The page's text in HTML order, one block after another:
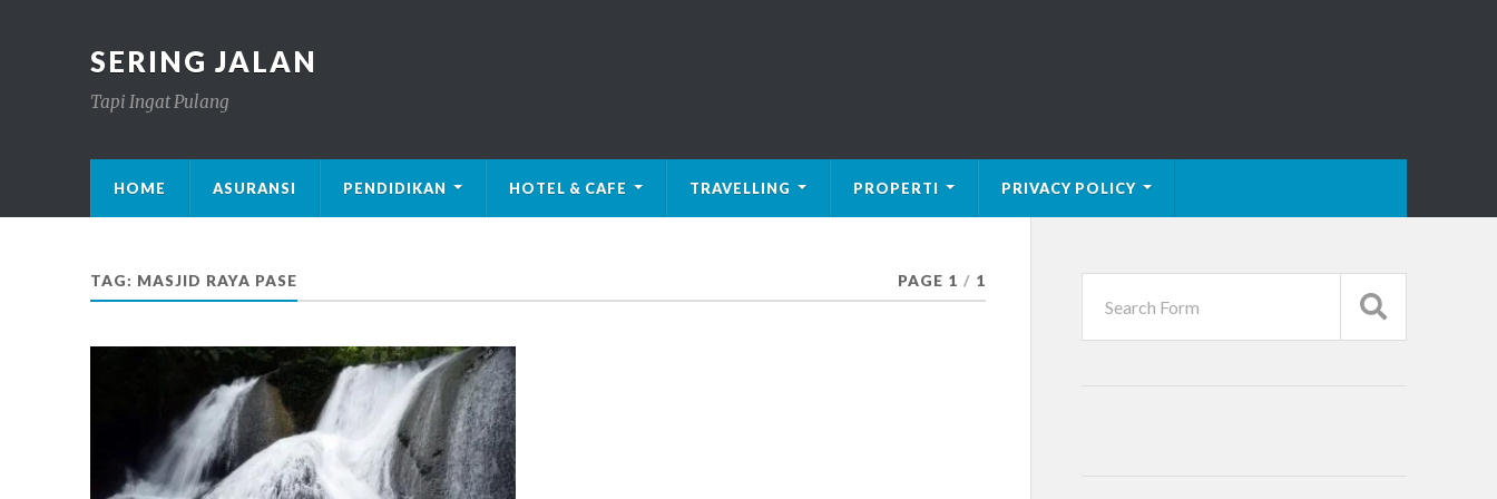
SERING JALAN
Tapi Ingat Pulang
HOME ASURANSI PENDIDIKAN HOTEL & CAFE TRAVELLING PROPERTI PRIVACY POLICY
TAG: MASJID RAYA PASE PAGE 1 / 1